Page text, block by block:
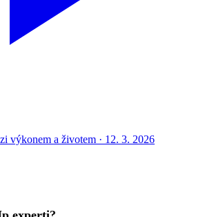
výkonem a životem · 12. 3. 2026